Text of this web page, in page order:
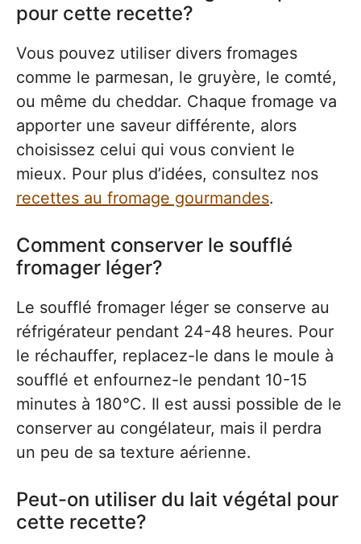
pour cette recette?
Vous pouvez utiliser divers fromages
comme le parmesan, le gruyère, le comté,
ou même du cheddar. Chaque fromage va
apporter une saveur différente, alors
choisissez celui qui vous convient le
mieux. Pour plus d’idées, consultez nos
recettes au fromage gourmandes.
Comment conserver le soufflé
fromager léger?
Le soufflé fromager léger se conserve au
réfrigérateur pendant 24-48 heures. Pour
le réchauffer, replacez-le dans le moule à
soufflé et enfournez-le pendant 10-15
minutes à 180°C. Il est aussi possible de le
conserver au congélateur, mais il perdra
un peu de sa texture aérienne.
Peut-on utiliser du lait végétal pour
cette recette?